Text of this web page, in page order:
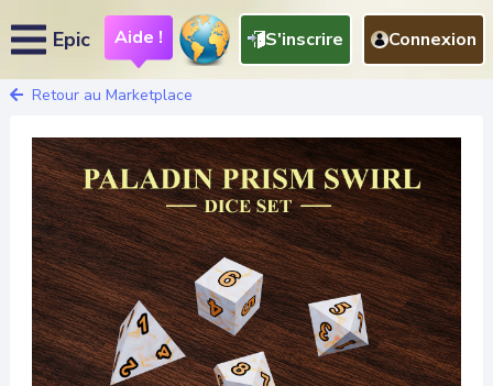
Epic Aide ! S'inscrire Connexion
Retour au Marketplace